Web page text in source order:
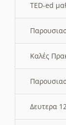
TED-ed
Καλές
Δευτερα